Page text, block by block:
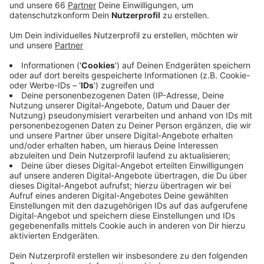
Die Coronazahlen in Düsseldorf bleiben relativ
konstant auf einem hohen Niveau - auch im landes-
und bundesweiten Vergleich. Der 7 Tage-Index liegt in
unserer Stadt bei 20 Neuerkrankungen pro 100.000
Einwohnern. Gestern lag dieser Wert bei 22. Erste
Einschränkungen gibt es, wenn der Index einen Wert
von 30 erreicht hat. Im Moment sind noch 150
Menschen in Düsseldorf infiziert. In Altenheimen gab
es keine neue positiven Corona-Testergebnisse.
Aktuelle Coronazahlen der Stadt:
Corona-Infos der Stadt:
Corona-Infos vom Land NRW: